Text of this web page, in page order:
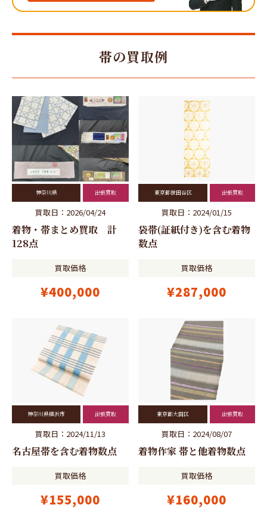
帯の買取例
神奈川県 出張買取
買取日：2026/04/24
着物・帯まとめ買取 計
128点
買取価格
¥400,000
東京都世田谷区 出張買取
買取日：2024/01/15
袋帯(証紙付き)を含む着物
数点
買取価格
¥287,000
神奈川県横浜市 出張買取
買取日：2024/11/13
名古屋帯を含む着物数点
買取価格
¥155,000
東京都大田区 出張買取
買取日：2024/08/07
着物作家 帯と他着物数点
買取価格
¥160,000